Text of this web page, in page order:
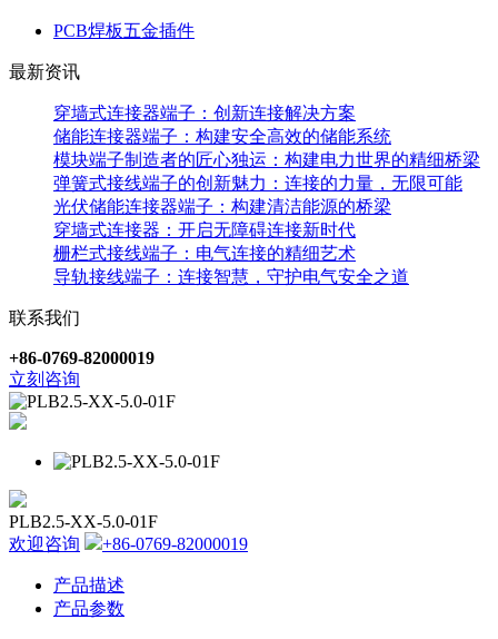
PCB焊板五金插件
最新资讯
穿墙式连接器端子：创新连接解决方案
储能连接器端子：构建安全高效的储能系统
模块端子制造者的匠心独运：构建电力世界的精细桥梁
弹簧式接线端子的创新魅力：连接的力量，无限可能
光伏储能连接器端子：构建清洁能源的桥梁
穿墙式连接器：开启无障碍连接新时代
栅栏式接线端子：电气连接的精细艺术
导轨接线端子：连接智慧，守护电气安全之道
联系我们
+86-0769-82000019
立刻咨询
PLB2.5-XX-5.0-01F
欢迎咨询
+86-0769-82000019
产品描述
产品参数